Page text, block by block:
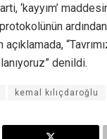
‘kayyım’
denildi.
kemal kılıçdaroğlu